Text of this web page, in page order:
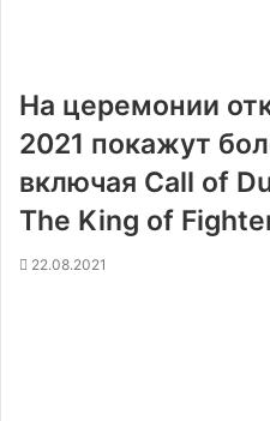
На церемонии
2021 покажут
включая Call of
The King of
22.08.2021